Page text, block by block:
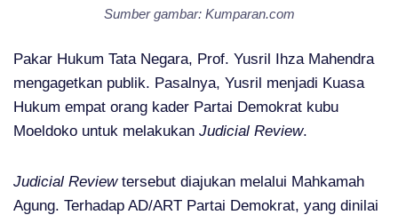
Sumber gambar: Kumparan.com
Pakar Hukum Tata Negara, Prof. Yusril Ihza Mahendra
mengagetkan publik. Pasalnya, Yusril menjadi Kuasa
Hukum empat orang kader Partai Demokrat kubu
Moeldoko untuk melakukan Judicial Review.
Judicial Reviewtersebut diajukan melalui Mahkamah
Agung. Terhadap AD/ART Partai Demokrat, yang dinilai